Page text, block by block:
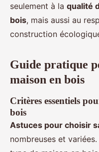
seulement à la qualité
bois, mais aussi au
construction
Guide pratique
maison en bois
Critères essentiels
bois
Astuces pour choisir
nombreuses et